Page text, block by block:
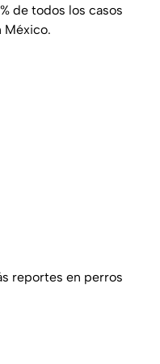
de todos los casos
México.
reportes en perros